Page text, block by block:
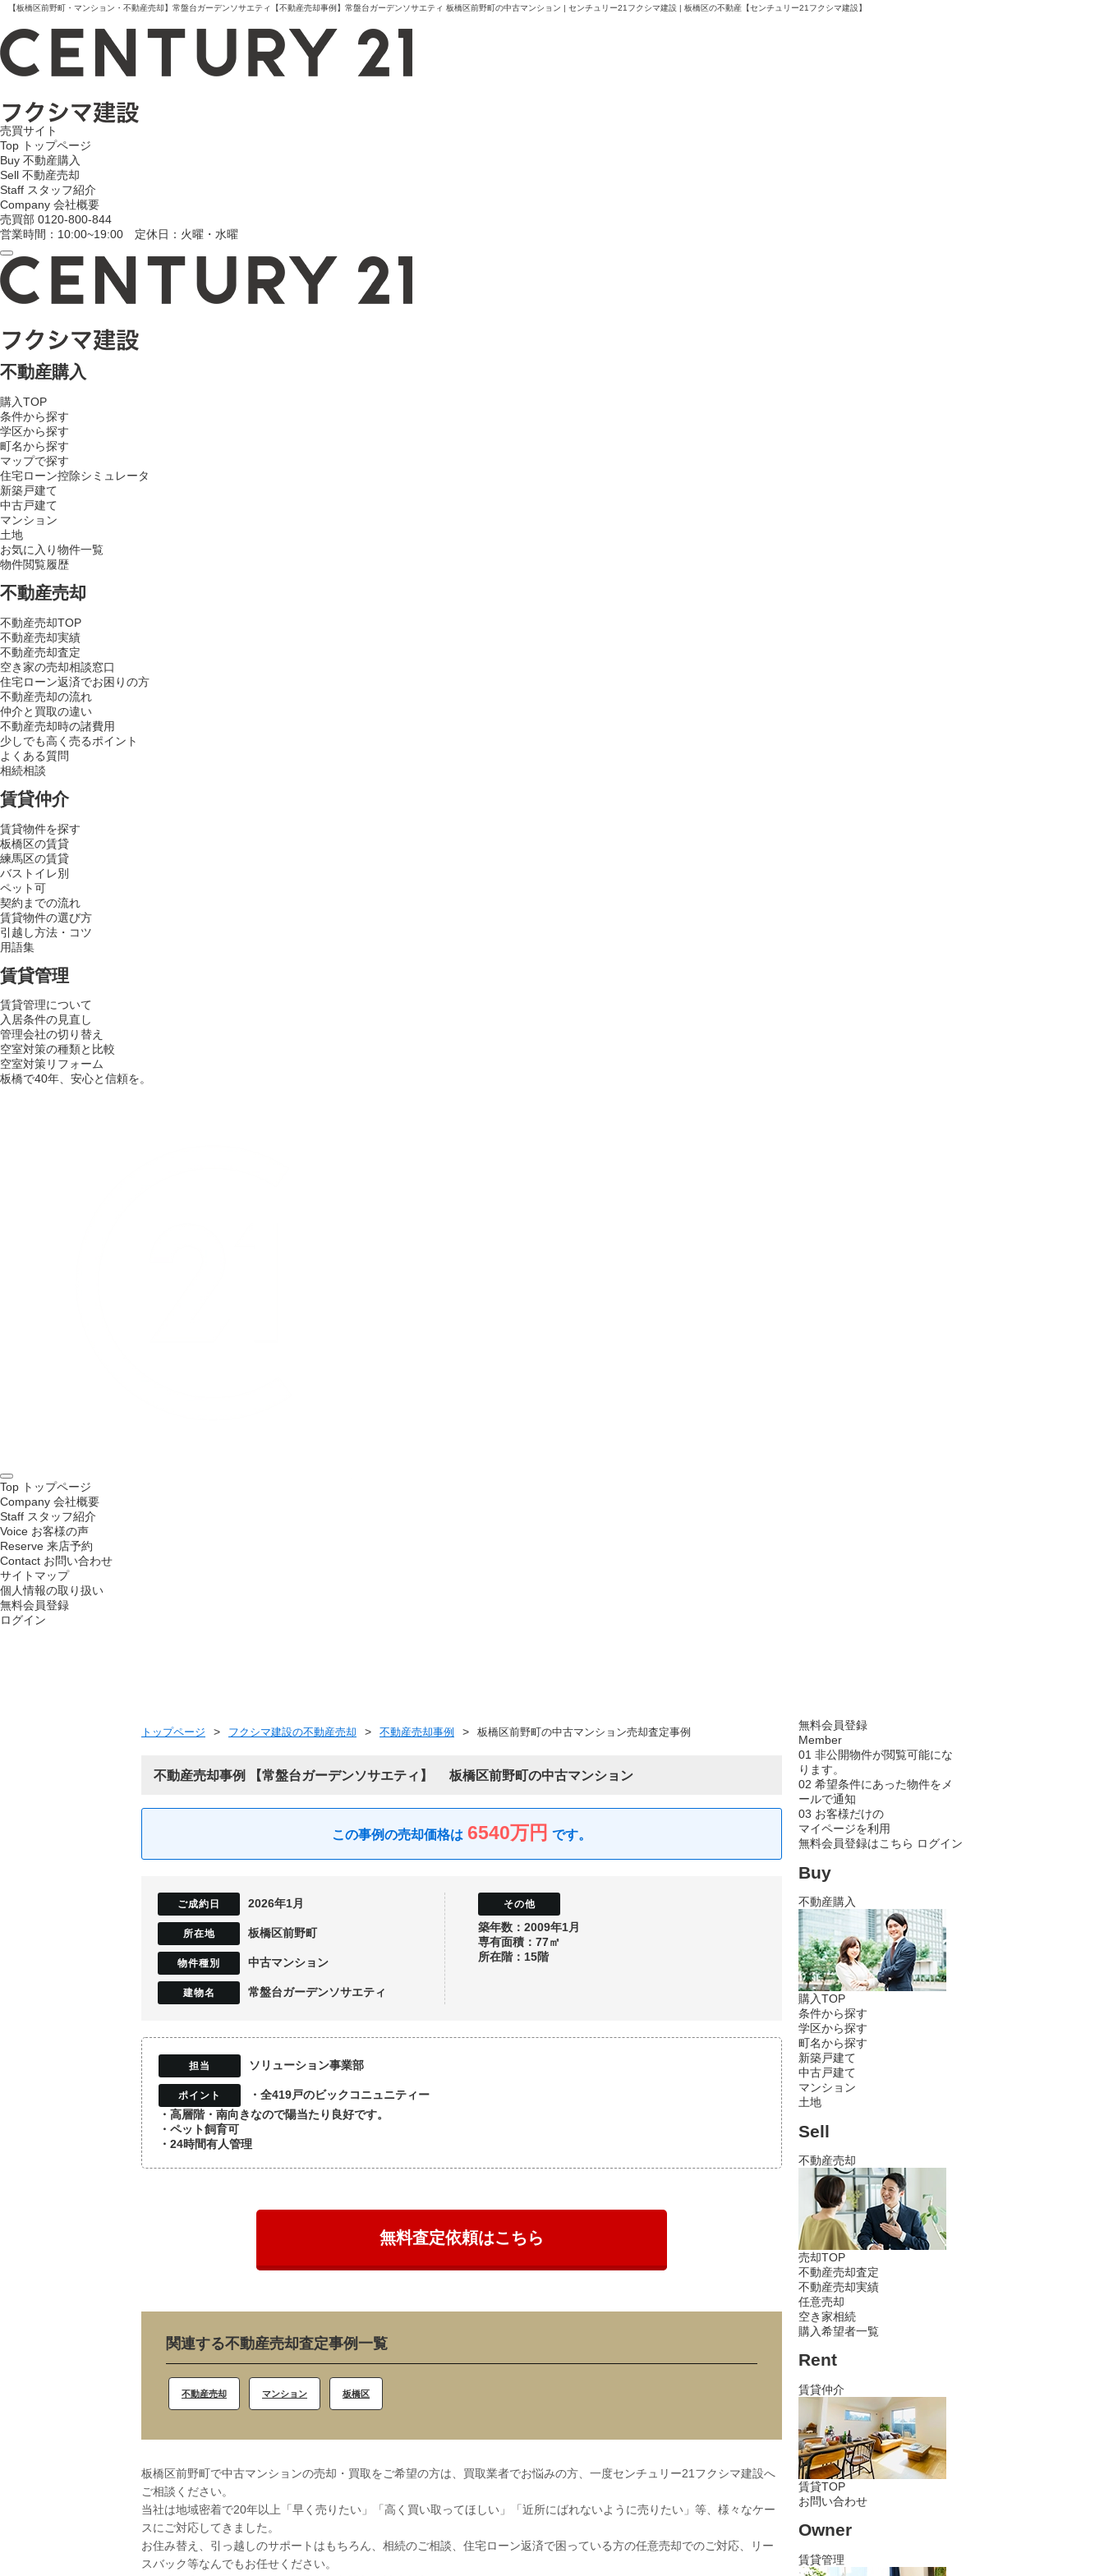
【板橋区前野町・マンション・不動産売却】常盤台ガーデンソサエティ【不動産売却事例】常盤台ガーデンソサエティ 板橋区前野町の中古マンション | センチュリー21フクシマ建設 | 板橋区の不動産【センチュリー21フクシマ建設】
売買サイト
Top トップページ
Buy 不動産購入
Sell 不動産売却
Staff スタッフ紹介
Company 会社概要
売買部 0120-800-844
営業時間：10:00~19:00 定休日：火曜・水曜
不動産購入
購入TOP
条件から探す
学区から探す
町名から探す
マップで探す
住宅ローン控除シミュレータ
新築戸建て
中古戸建て
マンション
土地
お気に入り物件一覧
物件閲覧履歴
不動産売却
不動産売却TOP
不動産売却実績
不動産売却査定
空き家の売却相談窓口
住宅ローン返済でお困りの方
不動産売却の流れ
仲介と買取の違い
不動産売却時の諸費用
少しでも高く売るポイント
よくある質問
相続相談
賃貸仲介
賃貸物件を探す
板橋区の賃貸
練馬区の賃貸
バストイレ別
ペット可
契約までの流れ
賃貸物件の選び方
引越し方法・コツ
用語集
賃貸管理
賃貸管理について
入居条件の見直し
管理会社の切り替え
空室対策の種類と比較
空室対策リフォーム
板橋で40年、安心と信頼を。
Top トップページ
Company 会社概要
Staff スタッフ紹介
Voice お客様の声
Reserve 来店予約
Contact お問い合わせ
サイトマップ
個人情報の取り扱い
無料会員登録
ログイン
トップページ フクシマ建設の不動産売却 不動産売却事例 板橋区前野町の中古マンション売却査定事例
不動産売却事例 常盤台ガーデンソサエティ 板橋区前野町の中古マンション
6540万円
2026年1月
板橋区前野町
中古マンション
常盤台ガーデンソサエティ
築年数：2009年1月
専有面積：77㎡
所在階：15階
ソリューション事業部
・全419戸のビックコニュニティー
・高層階・南向きなので陽当たり良好です。
・ペット飼育可
・24時間有人管理
無料査定依頼はこちら
関連する不動産売却査定事例一覧
不動産売却 マンション 板橋区
板橋区前野町で中古マンションの売却・買取をご希望の方は、買取業者でお悩みの方、一度センチュリー21フクシマ建設へ
ご相談ください。
当社は地域密着で20年以上「早く売りたい」「高く買い取ってほしい」「近所にばれないように売りたい」等、様々なケー
スにご対応してきました。
お住み替え、引っ越しのサポートはもちろん、相続のご相談、住宅ローン返済で困っている方の任意売却でのご対応、リー
スバック等なんでもお任せください。
無料会員登録
Member
01 非公開物件が閲覧可能にな
ります。
02 希望条件にあった物件をメ
ールで通知
03 お客様だけの
マイページを利用
無料会員登録はこちら ログイン
Buy
不動産購入
購入TOP
条件から探す
学区から探す
町名から探す
新築戸建て
中古戸建て
マンション
土地
Sell
不動産売却
売却TOP
不動産売却査定
不動産売却実績
任意売却
空き家相続
購入希望者一覧
Rent
賃貸仲介
賃貸TOP
お問い合わせ
Owner
賃貸管理